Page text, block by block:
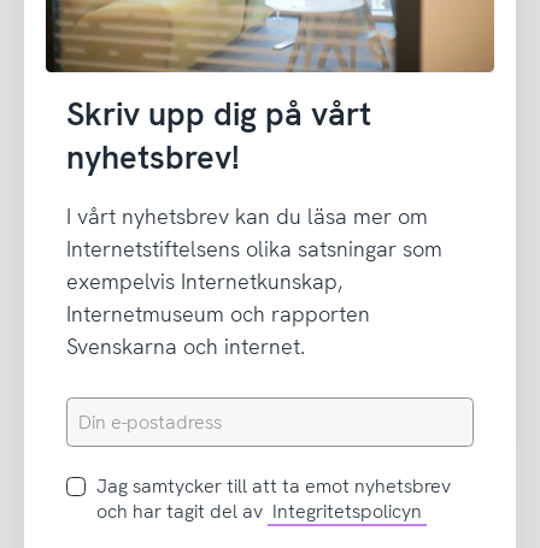
Skriv upp dig på vårt
nyhetsbrev!
I vårt nyhetsbrev kan du läsa mer om
Internetstiftelsens olika satsningar som
exempelvis Internetkunskap,
Internetmuseum och rapporten
Svenskarna och internet.
Din
e-
Jag
samtycker
Jag samtycker till att ta emot nyhetsbrev
och har tagit del av Integritetspolicyn